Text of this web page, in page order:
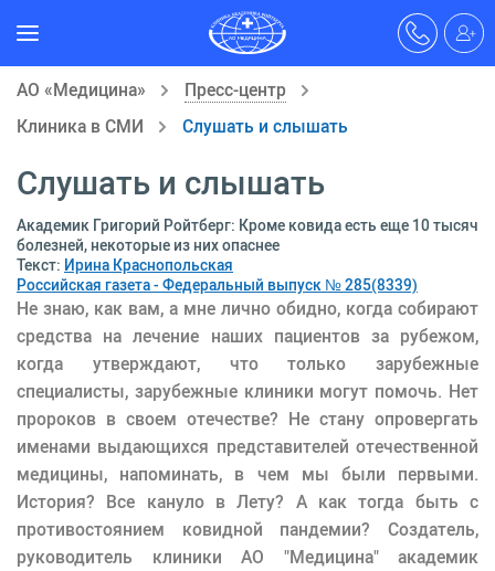
АО «Медицина»
Пресс-центр
Клиника в СМИ
Слушать и слышать
Слушать и слышать
Академик Григорий Ройтберг: Кроме ковида есть еще 10 тысяч
болезней, некоторые из них опаснее
Текст: Ирина Краснопольская
Российская газета - Федеральный выпуск № 285(8339)
Не знаю, как вам, а мне лично обидно, когда собирают
средства на лечение наших пациентов за рубежом,
когда утверждают, что только зарубежные
специалисты, зарубежные клиники могут помочь. Нет
пророков в своем отечестве? Не стану опровергать
именами выдающихся представителей отечественной
медицины, напоминать, в чем мы были первыми.
История? Все кануло в Лету? А как тогда быть с
противостоянием ковидной пандемии? Создатель,
руководитель клиники АО "Медицина" академик